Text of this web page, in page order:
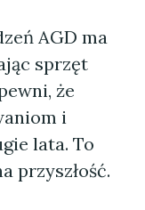
AGD ma
sprzęt
że
i
lata. To
przyszłość.